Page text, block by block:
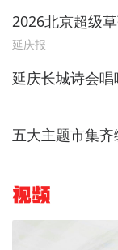
2026北京超级
延庆报
延庆长城诗会
五大主题市集
视频